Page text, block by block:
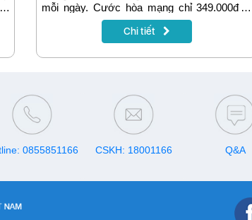
mỗi ngày. Cước hòa mạng chỉ 349.000đ là
bạn đã có thể yên tâm liên lạc và truy cập
mạng suốt cả tháng. Đây là gói cước mà
đãi vô cùng hấp dẫn mà cước phí siêu rẻ.
Chi tiết
0855851166 CSKH: 18001166 Q&A